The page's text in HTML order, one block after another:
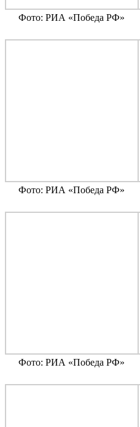
Фото: РИА «Победа РФ»
Фото: РИА «Победа РФ»
Фото: РИА «Победа РФ»